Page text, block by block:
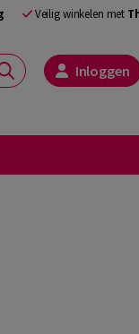
Veilig winkelen met
Inloggen